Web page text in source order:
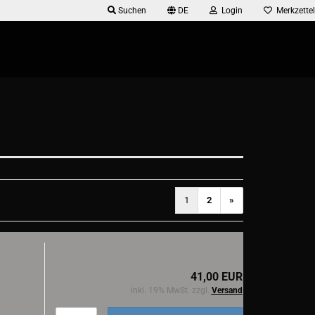
Suchen DE Login Merkzettel
1 2 »
41,00 EUR
inkl. 19% MwSt. zzgl. Versand